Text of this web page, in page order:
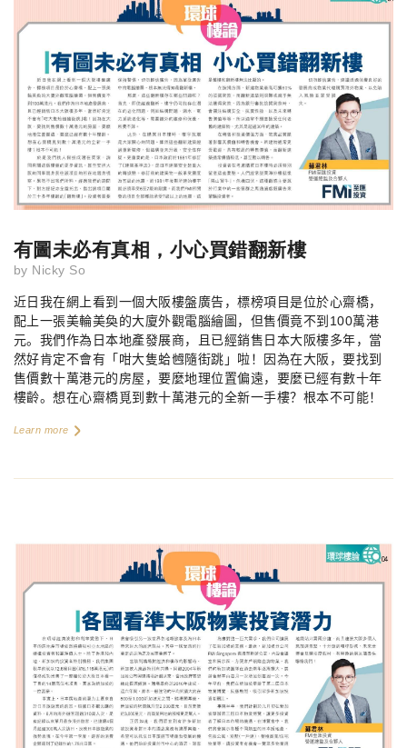
有圖未必有真相，小心買錯翻新樓
by Nicky So
近日我在網上看到一個大阪樓盤廣告，標榜項目是位於心齋橋，
配上一張美輪美奐的大廈外觀電腦繪圖，但售價竟不到 100萬港
元。我們作為日本地產發展商，且已經銷售日本大阪樓多年，當
然好肯定不會有「咁大隻蛤乸隨街跳」啦！因為在大阪，要找到
售價數十萬港元的房屋，要麼地理位置偏遠，要麼已經有數十年
樓齡。想在心齋橋覓到數十萬港元的全新一手樓？根本不可能！
Learn more